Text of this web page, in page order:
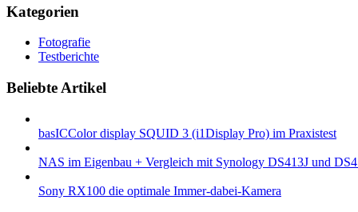
Kategorien
Fotografie
Testberichte
Beliebte Artikel
basICColor display SQUID 3 (i1Display Pro) im Praxistest
NAS im Eigenbau + Vergleich mit Synology DS413J und
Sony RX100 die optimale Immer-dabei-Kamera